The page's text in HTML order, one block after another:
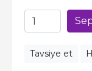
Tavsiye et